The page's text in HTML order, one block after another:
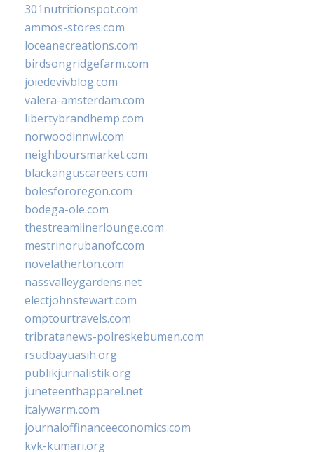
301nutritionspot.com
ammos-stores.com
loceanecreations.com
birdsongridgefarm.com
joiedevivblog.com
valera-amsterdam.com
libertybrandhemp.com
norwoodinnwi.com
neighboursmarket.com
blackanguscareers.com
bolesfororegon.com
bodega-ole.com
thestreamlinerlounge.com
mestrinorubanofc.com
novelatherton.com
nassvalleygardens.net
electjohnstewart.com
omptourtravels.com
tribratanews-polreskebumen.com
rsudbayuasih.org
publikjurnalistik.org
juneteenthapparel.net
italywarm.com
journaloffinanceeconomics.com
kvk-kumari.org